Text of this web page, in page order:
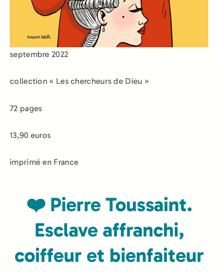
septembre 2022
collection « Les chercheurs de Dieu »
72 pages
13,90 euros
imprimé en France
❤️ Pierre Toussaint.
Esclave affranchi,
coiffeur et bienfaiteur